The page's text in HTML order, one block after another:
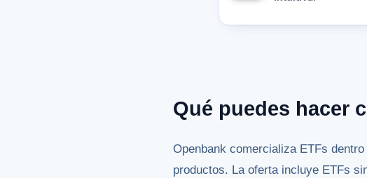
Qué puedes hacer
Openbank comercializa ETFs
productos. La oferta incluye ETFs